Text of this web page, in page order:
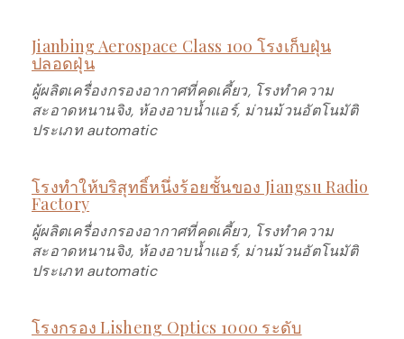
Jianbing Aerospace Class 100 โรงเก็บฝุ่น
ปลอดฝุ่น
ผู้ผลิตเครื่องกรองอากาศที่คดเคี้ยว, โรงทำความ
สะอาดหนานจิง, ห้องอาบน้ำแอร์, ม่านม้วนอัตโนมัติ
ประเภท automatic
โรงทำให้บริสุทธิ์หนึ่งร้อยชั้นของ Jiangsu Radio
Factory
ผู้ผลิตเครื่องกรองอากาศที่คดเคี้ยว, โรงทำความ
สะอาดหนานจิง, ห้องอาบน้ำแอร์, ม่านม้วนอัตโนมัติ
ประเภท automatic
โรงกรอง Lisheng Optics 1000 ระดับ